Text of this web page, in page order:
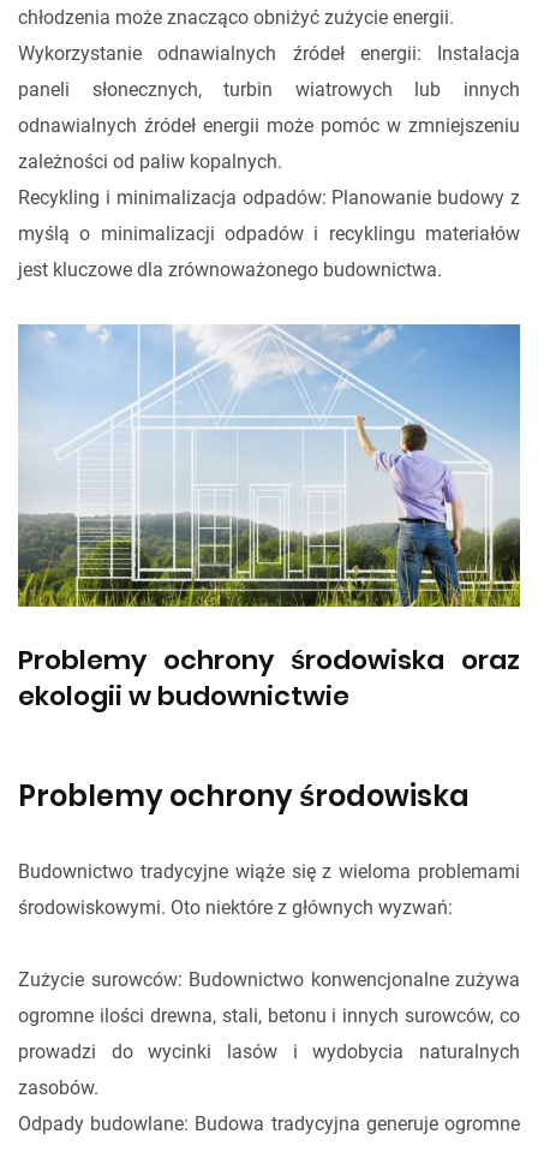
chłodzenia może znacząco obniżyć zużycie energii.
Wykorzystanie odnawialnych źródeł energii: Instalacja
paneli słonecznych, turbin wiatrowych lub innych
odnawialnych źródeł energii może pomóc w zmniejszeniu
zależności od paliw kopalnych.
Recykling i minimalizacja odpadów: Planowanie budowy z
myślą o minimalizacji odpadów i recyklingu materiałów
jest kluczowe dla zrównoważonego budownictwa.
Problemy ochrony środowiska oraz
ekologii w budownictwie
Problemy ochrony środowiska
Budownictwo tradycyjne wiąże się z wieloma problemami
środowiskowymi. Oto niektóre z głównych wyzwań:
Zużycie surowców: Budownictwo konwencjonalne zużywa
ogromne ilości drewna, stali, betonu i innych surowców, co
prowadzi do wycinki lasów i wydobycia naturalnych
zasobów.
Odpady budowlane: Budowa tradycyjna generuje ogromne